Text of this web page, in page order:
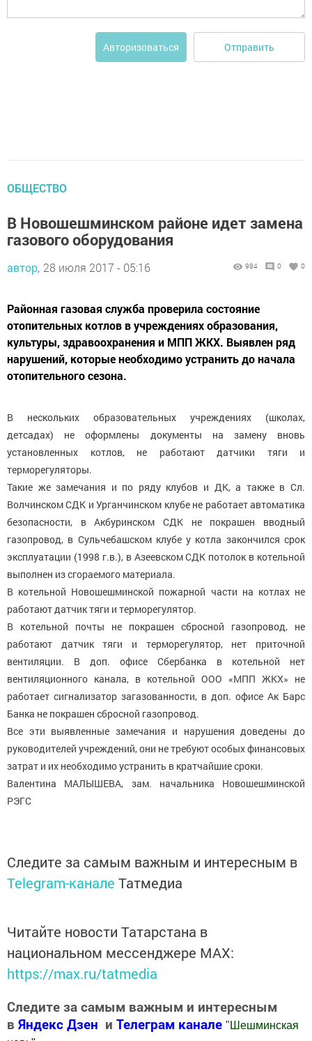
Авторизоваться Отправить
ОБЩЕСТВО
В Новошешминском районе идет замена
газового оборудования
автор, 28 июля 2017 - 05:16 984 0 0
Районная газовая служба проверила состояние
отопительных котлов в учреждениях образования,
культуры, здравоохранения и МПП ЖКХ. Выявлен ряд
нарушений, которые необходимо устранить до начала
отопительного сезона.
В нескольких образовательных учреждениях (школах,
детсадах) не оформлены документы на замену вновь
установленных котлов, не работают датчики тяги и
терморегуляторы.
Такие же замечания и по ряду клубов и ДК, а также в Сл.
Волчинском СДК и Урганчинском клубе не работает автоматика
безопасности, в Акбуринском СДК не покрашен вводный
газопровод, в Сульчебашском клубе у котла закончился срок
эксплуатации (1998 г.в.), в Азеевском СДК потолок в котельной
выполнен из сгораемого материала.
В котельной Новошешминской пожарной части на котлах не
работают датчик тяги и терморегулятор.
В котельной почты не покрашен сбросной газопровод, не
работают датчик тяги и терморегулятор, нет приточной
вентиляции. В доп. офисе Сбербанка в котельной нет
вентиляционного канала, в котельной ООО «МПП ЖКХ» не
работает сигнализатор загазованности, в доп. офисе Ак Барс
Банка не покрашен сбросной газопровод.
Все эти выявленные замечания и нарушения доведены до
руководителей учреждений, они не требуют особых финансовых
затрат и их необходимо устранить в кратчайшие сроки.
Валентина МАЛЫШЕВА, зам. начальника Новошешминской
РЭГС
Следите за самым важным и интересным в
Telegram-канале Татмедиа
Читайте новости Татарстана в
национальном мессенджере MАХ:
https://max.ru/tatmedia
Следите за самым важным и интересным
в Яндекс Дзен и Телеграм канале " Шешминская